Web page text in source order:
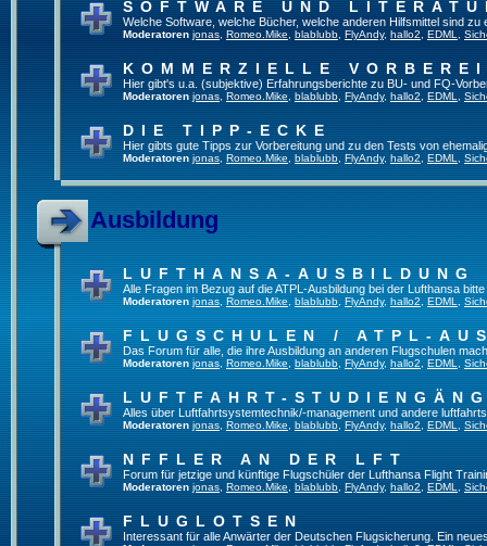
SOFTWARE UND
Welche Software, welche Bücher, welche anderen Hilfsmittel sind zu
Moderatoren jonas Romeo.Mike blablubb FlyAndy, hallo2 EDML
KOMMERZIELLE
Hier gibt's u.a. (subjektive) Erfahrungsberichte zu BU- und FQ-
Moderatoren jonas Romeo.Mike blablubb FlyAndy, hallo2 EDML
DIE TIPP-ECKE
Hier gibts gute Tipps zur Vorbereitung und zu den Tests von
Moderatoren jonas Romeo.Mike blablubb FlyAndy, hallo2 EDML
Ausbildung
LUFTHANSA-AUSBILDUNG
Alle Fragen im Bezug auf die ATPL-Ausbildung bei der Lufthansa
Moderatoren jonas Romeo.Mike blablubb FlyAndy, hallo2 EDML
FLUGSCHULEN / ATPL-
Das Forum für alle, die ihre Ausbildung an anderen Flugschulen
Moderatoren jonas Romeo.Mike blablubb FlyAndy, hallo2 EDML
LUFTFAHRT-
Alles über Luftfahrtsystemtechnik/-management und andere
Moderatoren jonas Romeo.Mike blablubb FlyAndy, hallo2 EDML
NFFLER AN DER LFT
Forum für jetzige und künftige Flugschüler der Lufthansa Flight
Moderatoren jonas Romeo.Mike blablubb FlyAndy, hallo2 EDML
FLUGLOTSEN
Interessant für alle Anwärter der Deutschen Flugsicherung. Ein